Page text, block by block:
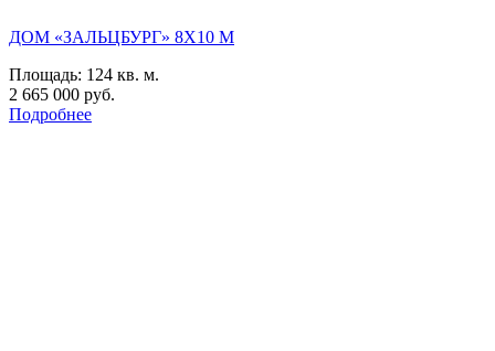
ДОМ «ЗАЛЬЦБУРГ» 8Х10 М
Площадь: 124 кв. м.
2 665 000 руб.
Подробнее